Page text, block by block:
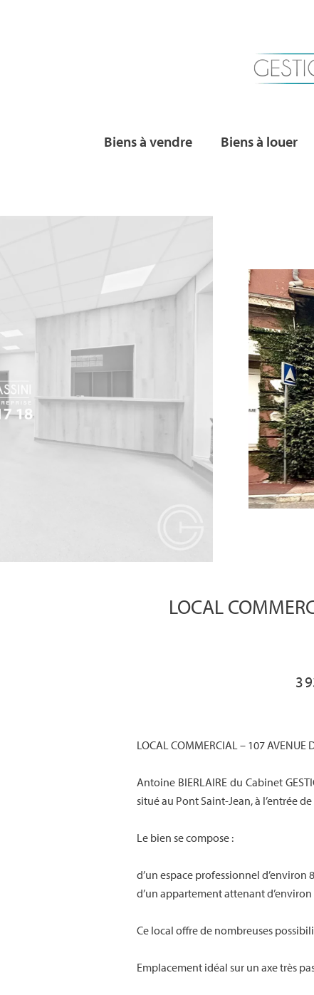
Biens à vendre Biens à louer
LOCAL
3
LOCAL COMMERCIAL – 107 AVENUE
Antoine BIERLAIRE du Cabinet
situé au Pont Saint-Jean, à l’entrée
Le bien se compose :
d’un espace professionnel d’environ
d’un appartement attenant d’environ
Ce local offre de nombreuses
Emplacement idéal sur un axe très